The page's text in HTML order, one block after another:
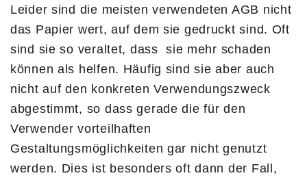
Leider sind die meisten verwendeten AGB nicht
das Papier wert, auf dem sie gedruckt sind. Oft
sind sie so veraltet, dass sie mehr schaden
können als helfen. Häufig sind sie aber auch
nicht auf den konkreten Verwendungszweck
abgestimmt, so dass gerade die für den
Verwender vorteilhaften
Gestaltungsmöglichkeiten gar nicht genutzt
werden. Dies ist besonders oft dann der Fall,